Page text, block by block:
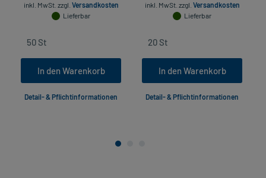
inkl. MwSt. zzgl. Versandkosten
Lieferbar
In den Warenkorb
Detail- & Pflichtinformationen
inkl. MwSt. zzgl. Versandkosten
Lieferbar
In den Warenkorb
Detail- & Pflichtinformationen